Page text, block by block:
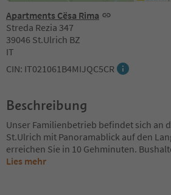
Apartments Cësa Rima
Streda Rezia 347
39046 St.Ulrich BZ
IT
CIN: IT021061B4MIJQC5CR
Beschreibung
Unser Familienbetrieb befindet sich an
St.Ulrich mit Panoramablick auf den
erreichen Sie in 10 Gehminuten.
Lies mehr